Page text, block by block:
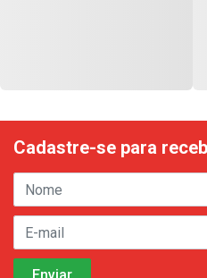
Cadastre-se para